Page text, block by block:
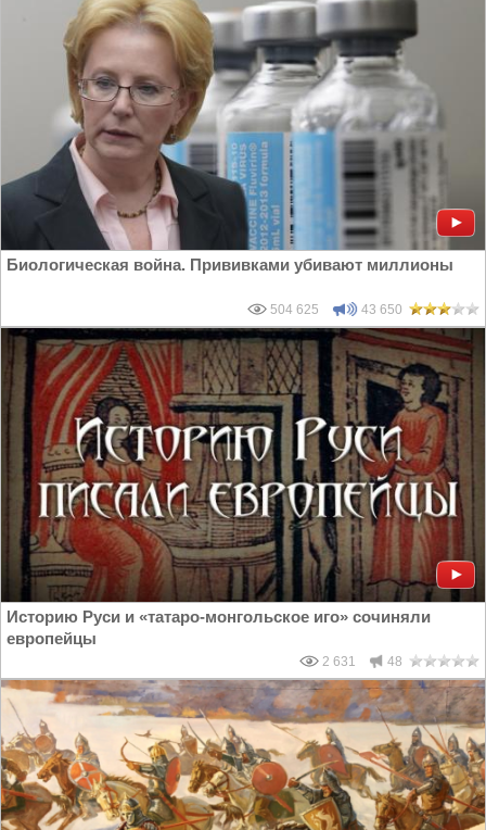
Биологическая война. Прививками убивают миллионы
504 625 43 650
Историю Руси и «татаро-монгольское иго» сочиняли
европейцы
2 631 48